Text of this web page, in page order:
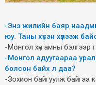
-Энэ жилийн баяр
юу. Таны хүсэн хүлээж
-Монгол хүн амны бэлгээр
-Монгол адуугаараа
болсон байх л даа?
-Зохион байгуулж байгаа